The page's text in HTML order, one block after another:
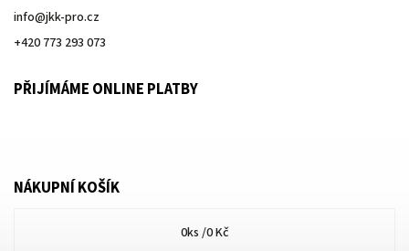
info@jkk-pro.cz
+420 773 293 073
PŘIJÍMÁME ONLINE PLATBY
NÁKUPNÍ KOŠÍK
0ks /0 Kč